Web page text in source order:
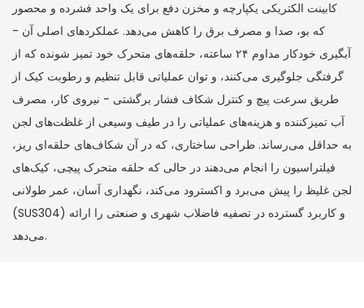
کابینت الکتریکی یکپارچه و مخزن دفع برای یک واحد فشرده و محصور
که بو، صدا و مصرف برق را کاهش می‌دهد. عملکردهای اصلی آن -
آبگیری خودکار مداوم ۲۴ ساعته، حلقه‌های متحرک خود تمیز شونده که از
گرفتگی جلوگیری می‌کنند، و توان عملیاتی قابل تنظیم و رطوبت کیک از
طریق سرعت پیچ و کنترل شکاف فشار برگشتی - نیروی کار، مصرف
آب تمیزکننده و هزینه‌های عملیاتی را در طیف وسیعی از غلظت‌های لجن
به حداقل می‌رساند. طراحی ساختاری، که در آن شکاف‌های حلقه‌ای ریز،
فیلتراسیون را انجام می‌دهند در حالی که حلقه متحرک پیچی، کیک‌های
لجن غلیظ را پیش می‌برد و اکسترود می‌کند، نگهداری آسان، عمر طولانی
(SUS304) و کاربرد گسترده در تصفیه فاضلاب شهری و صنعتی را ارائه
می‌دهد.